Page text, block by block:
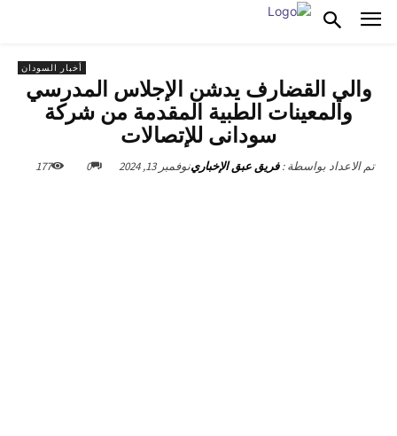
أخبار السودان
والي القضارف يدشن الإجلاس المدرسي
والمعينات الطبية المقدمة من شركة
سودانى للإتصالات
تم الاعداد بواسطة : فريق عبق الإخبارينوفمبر 13, 2024 0
177